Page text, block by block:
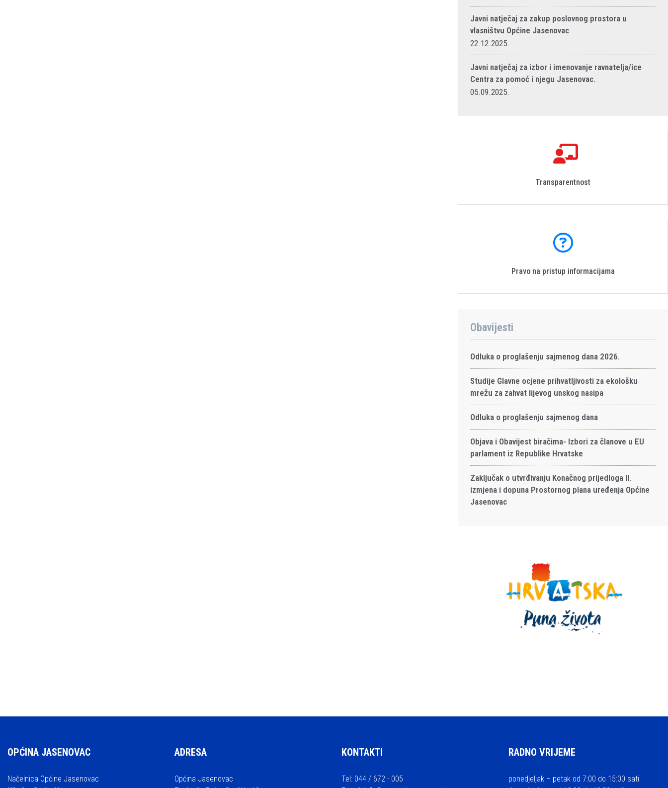
Javni natječaj za zakup poslovnog prostora u
vlasništvu Općine Jasenovac
22.12.2025.
Javni natječaj za izbor i imenovanje ravnatelja/ice
Centra za pomoć i njegu Jasenovac.
05.09.2025.
Transparentnost
Pravo na pristup informacijama
Obavijesti
Odluka o proglašenju sajmenog dana 2026.
Studije Glavne ocjene prihvatljivosti za ekološku
mrežu za zahvat lijevog unskog nasipa
Odluka o proglašenju sajmenog dana
Objava i Obavijest biračima- Izbori za članove u EU
parlament iz Republike Hrvatske
Zaključak o utvrđivanju Konačnog prijedloga II.
izmjena i dopuna Prostornog plana uređenja Općine
Jasenovac
OPĆINA JASENOVAC
Načelnica Općine Jasenovac
ADRESA
Općina Jasenovac
KONTAKTI
Tel: 044 / 672 - 005
RADNO VRIJEME
ponedjeljak – petak od 7:00 do 15:00 sati